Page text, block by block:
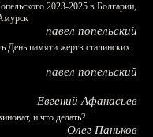
2023-2025 в Болгарии,
павел попельский
День памяти жертв сталинских
павел попельский
Евгений Афанасьев
и что делать?
Олег Паньков